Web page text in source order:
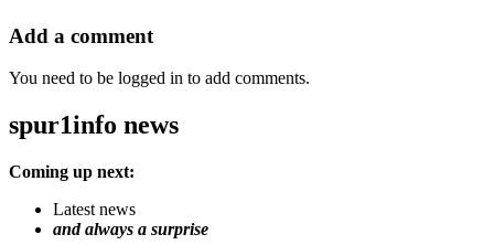
Add a comment
You need to be logged in to add comments.
spur1info news
Coming up next:
Latest news
and always a surprise